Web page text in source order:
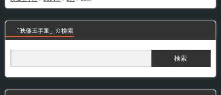
「映像玉手匣」の検索